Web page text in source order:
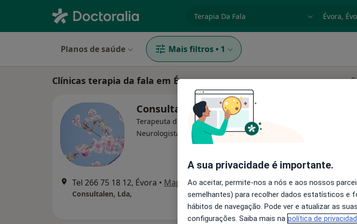
p. ex.
Planos de saúde Mais filtros • 1
Clínicas terapia da fala em Évora
Consultalen, Lda,
Terapeuta da fala, Enfermeiro,
Neurologista
Mais
Tel 266 75 18 12, Évora • Mapa
Consultalen, Lda,
A sua privacidade é importante.
Ao aceitar, permite-nos a nós e aos nossos
semelhantes) para recolher dados estatísticos e
hábitos de navegação. Pode ver e atualizar as
configurações. Saiba mais na política de